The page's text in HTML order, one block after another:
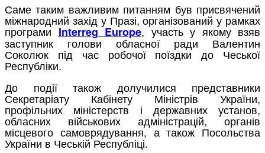
Саме таким важливим питанням був присвячений
міжнародний захід у Празі, організований у рамках
програми Interreg Europe, участь у якому взяв
заступник голови обласної ради Валентин
Соколюк під час робочої поїздки до Чеської
Республіки.
До події також долучилися представники
Секретаріату Кабінету Міністрів України,
профільних міністерств і державних установ,
обласних військових адміністрацій, органів
місцевого самоврядування, а також Посольства
України в Чеській Республіці.